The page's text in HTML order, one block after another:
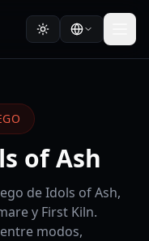
of Ash
de Idols of Ash,
y First Kiln.
modos,